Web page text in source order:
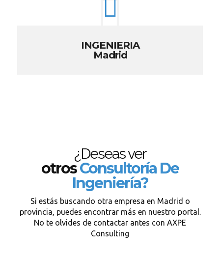
INGENIERIA
Madrid
¿Deseas ver
otrosConsultoría De
Ingeniería?
Si estás buscando otra empresa en Madrid o
provincia, puedes encontrar más en nuestro portal.
No te olvides de contactar antes con AXPE
Consulting